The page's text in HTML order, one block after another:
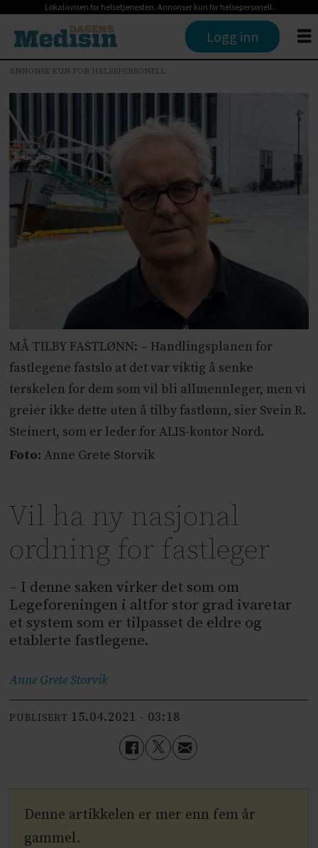
Lokalavisen for helsetjenesten. Annonser kun for helsepersonell.
Logg inn
ANNONSE KUN FOR HELSEPERSONELL
MÅ TILBY FASTLØNN: – Handlingsplanen for
fastlegene fastslo at det var viktig å senke
terskelen for dem som vil bli allmennleger, men vi
greier ikke dette uten å tilby fastlønn, sier Svein R.
Steinert, som er leder for ALIS-kontor Nord.
Foto: Anne Grete Storvik
Vil ha ny nasjonal
ordning for fastleger
– I denne saken virker det som om
Legeforeningen i altfor stor grad ivaretar
et system som er tilpasset de eldre og
etablerte fastlegene.
Anne Grete Storvik
PUBLISERT 15.04.2021 - 03:18
Denne artikkelen er mer enn fem år
gammel.